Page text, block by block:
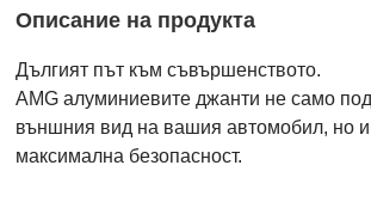
Описание на продукта
Дългият път към съвършенството.
AMG алуминиевите джанти не само
външния вид на вашия автомобил, но и
максимална безопасност.